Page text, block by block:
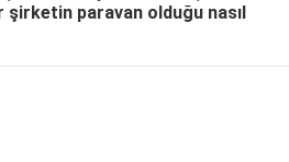
şirketin paravan olduğu nasıl